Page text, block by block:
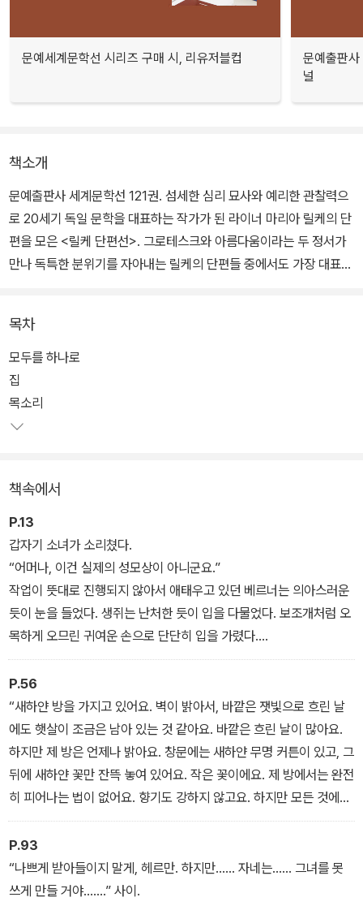
문예세계문학선 시리즈 구매 시, 리유저블컵
문예출판
널
책소개
문예출판사 세계문학선 121권. 섬세한 심리 묘사와 예리한 관찰력으
로 20세기 독일 문학을 대표하는 작가가 된 라이너 마리아 릴케의 단
편을 모은 <릴케 단편선>. 그로테스크와 아름다움이라는 두 정서가
만나 독특한 분위기를 자아내는 릴케의 단편들 중에서도 가장 대표적
죽음, 고독, 사랑, 아름다움 등에 관한 신비적 상관성을 궁극까지 추구
한 릴케 작품의 시작을 알리는 <릴케 단편선>에서는, 새로운 현실성
을 추구하며 20세기 소설의 선구가 된 <말테의 수기>의 태동을 접할
수 있다. 릴케의 유년 시절과 러시아 여행의 체험이 녹아 있는 자전적
성격의 단편들을 통해 그의 삶과 작품 세계에 한 발 더 다가갈 수 있을
목차
모두를 하나로
집
목소리
책속에서
P.13
갑자기 소녀가 소리쳤다.
“어머나, 이건 실제의 성모상이 아니군요.”
작업이 뜻대로 진행되지 않아서 애태우고 있던 베르너는 의아스러운
듯이 눈을 들었다. 생쥐는 난처한 듯이 입을 다물었다. 보조개처럼 오
목하게 오므린 귀여운 손으로 단단히 입을 가렸다.
“어째서?” 하고 베르너가 물었다.
“왜냐하면…… 잘 말할 수가 없어요.”
소녀는 말을 끊고 심술궂은 표정을 지었다.
“그럼 영특한 아가씨, 대체 누구로 보이지?” -〈모두를 하나로> 중에
서
P.56
“새하얀 방을 가지고 있어요. 벽이 밝아서, 바깥은 잿빛으로 흐린 날
에도 햇살이 조금은 남아 있는 것 같아요. 바깥은 흐린 날이 많아요.
하지만 제 방은 언제나 밝아요. 창문에는 새하얀 무명 커튼이 있고, 그
뒤에 새하얀 꽃만 잔뜩 놓여 있어요. 작은 꽃이에요. 제 방에서는 완전
히 피어나는 법이 없어요. 향기도 강하지 않고요. 하지만 모든 것에서
그 향기가 풍겨요. 제 손수건도, 제 베개도, 제가 즐겨 읽는 책도. 매일
아침 아가테 수녀님이 와서 살짝 미소를 짓습니다. 그분은 제 방에 올
때마다 언제나 미소를 짓고 있어요. 그리고 새하얀 수녀 두건을 쓰고
제 침대 옆에 앉지요. (중략)” -〈새하얀 행복> 중에서
P.93
“나쁘게 받아들이지 말게, 헤르만. 하지만…… 자네는…… 그녀를 못
쓰게 만들 거야…….” 사이.